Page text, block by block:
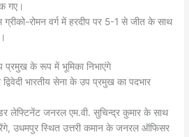
गए।
ग्रीको-रोमन वर्ग में हरदीप पर 5-1 से जीत के साथ
प्रमुख के रूप में भूमिका निभाएंगे
भारतीय सेना के उप प्रमुख का पदभार
लेफ्टिनेंट जनरल एम.वी. सुचिन्द्र कुमार के साथ
उधमपुर स्थित उत्तरी कमान के जनरल ऑफिसर